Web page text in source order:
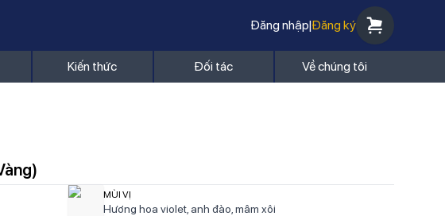
Đăng nhập|Đăng ký
Kiến thức Đối tác Về chúng tôi
MÙI VỊ
Hương hoa violet, anh đào, mâm xôi